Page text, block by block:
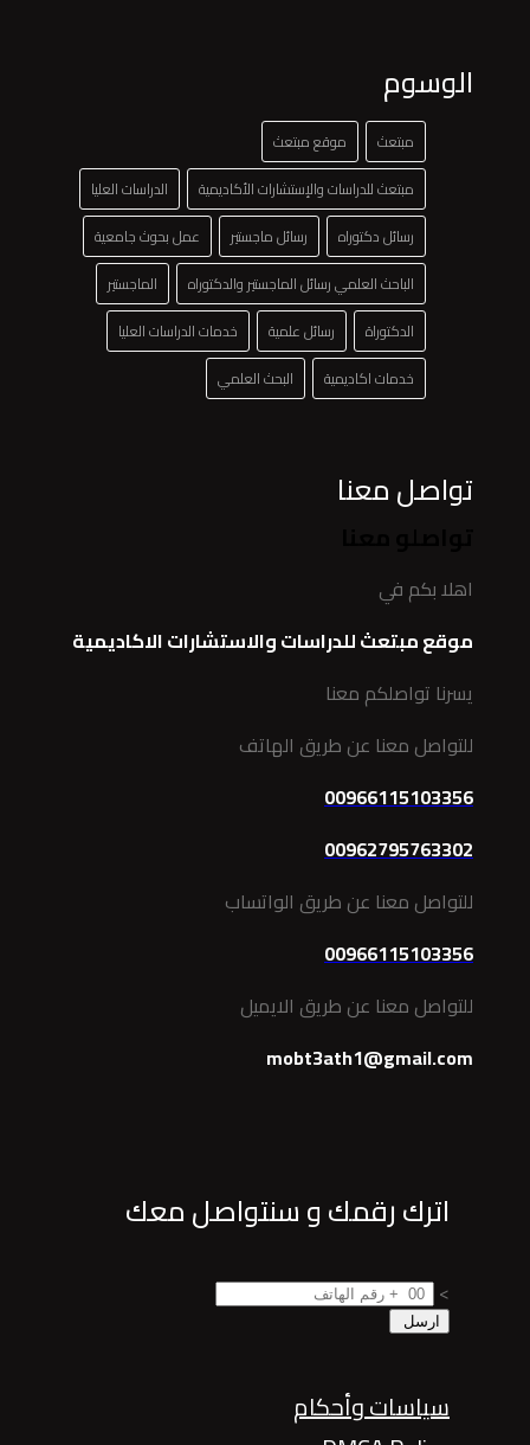
الوسوم
مبتعث
موقع مبتعث
مبتعث للدراسات والإستشارات الأكاديمية
الدراسات العليا
رسائل دكتوراه
رسائل ماجستير
عمل بحوث جامعية
الباحث العلمي رسائل الماجستير والدكتوراه
الماجستير
الدكتوراة
رسائل علمية
خدمات الدراسات العليا
خدمات اكاديمية
البحث العلمي
تواصل معنا
اهلا بكم في
موقع مبتعث للدراسات والاستشارات الاكاديمية
يسرنا تواصلكم معنا
للتواصل معنا عن طريق الهاتف
00966115103356
00962795763302
للتواصل معنا عن طريق الواتساب
00966115103356
للتواصل معنا عن طريق الايميل
mobt3ath1@gmail.com
اترك رقمك و سنتواصل معك
>
سياسات وأحكام